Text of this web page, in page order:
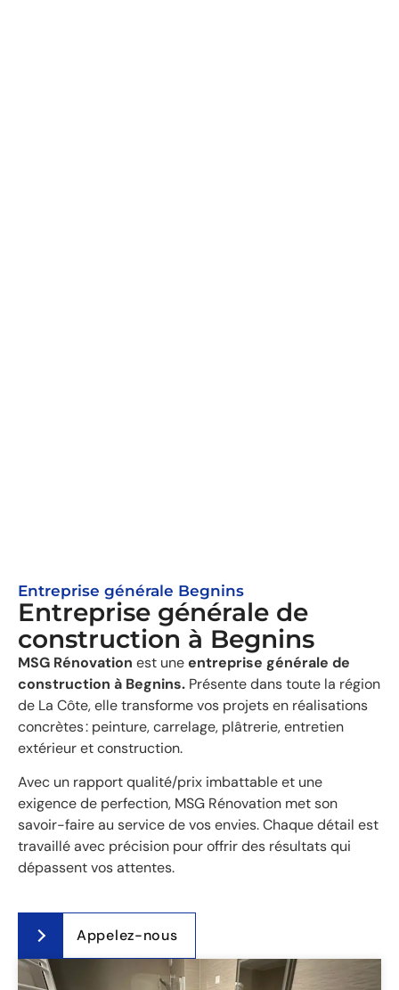
Entreprise générale Begnins
Entreprise générale de
construction à Begnins
MSG Rénovation est uneentreprise générale de
construction à Begnins. Présente dans toute la région
de La Côte, elle transforme vos projets en réalisations
concrètes : peinture, carrelage, plâtrerie, entretien
extérieur et construction.
Avec un rapport qualité/prix imbattable et une
exigence de perfection, MSG Rénovation met son
savoir-faire au service de vos envies. Chaque détail est
travaillé avec précision pour offrir des résultats qui
dépassent vos attentes.
Appelez-nous